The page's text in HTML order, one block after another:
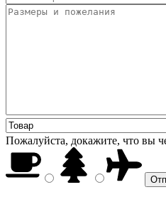
Пожалуйста, докажите, что вы